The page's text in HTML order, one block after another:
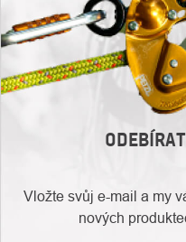
Vložte svůj e-mail a my
nových